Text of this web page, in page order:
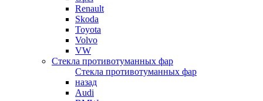
Renault
Skoda
Toyota
Volvo
VW
Стекла противотуманных фар
Стекла противотуманных фар
назад
Audi